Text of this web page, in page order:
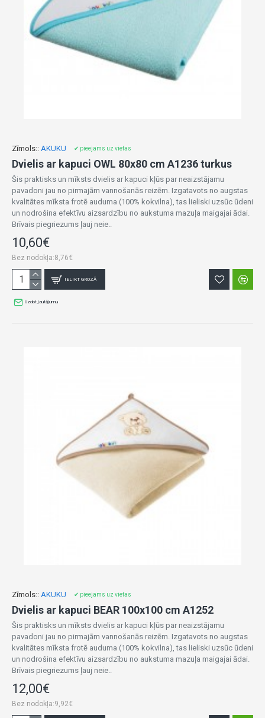
Zīmols:: AKUKU ✔ pieejams uz vietas
Dvielis ar kapuci OWL 80x80 cm A1236 turkus
Šis praktisks un mīksts dvielis ar kapuci kļūs par neaizstājamu
pavadoni jau no pirmajām vannošanās reizēm. Izgatavots no augstas
kvalitātes mīksta frotē auduma (100% kokvilna), tas lieliski uzsūc ūdeni
un nodrošina efektīvu aizsardzību no aukstuma mazuļa maigajai ādai.
Brīvais piegriezums ļauj neie..
10,60€
Bez nodokļa:8,76€
IELIKT GROZĀ
Uzdot jautājumu
Zīmols:: AKUKU ✔ pieejams uz vietas
Dvielis ar kapuci BEAR 100x100 cm A1252
Šis praktisks un mīksts dvielis ar kapuci kļūs par neaizstājamu
pavadoni jau no pirmajām vannošanās reizēm. Izgatavots no augstas
kvalitātes mīksta frotē auduma (100% kokvilna), tas lieliski uzsūc ūdeni
un nodrošina efektīvu aizsardzību no aukstuma mazuļa maigajai ādai.
Brīvais piegriezums ļauj neie..
12,00€
Bez nodokļa:9,92€